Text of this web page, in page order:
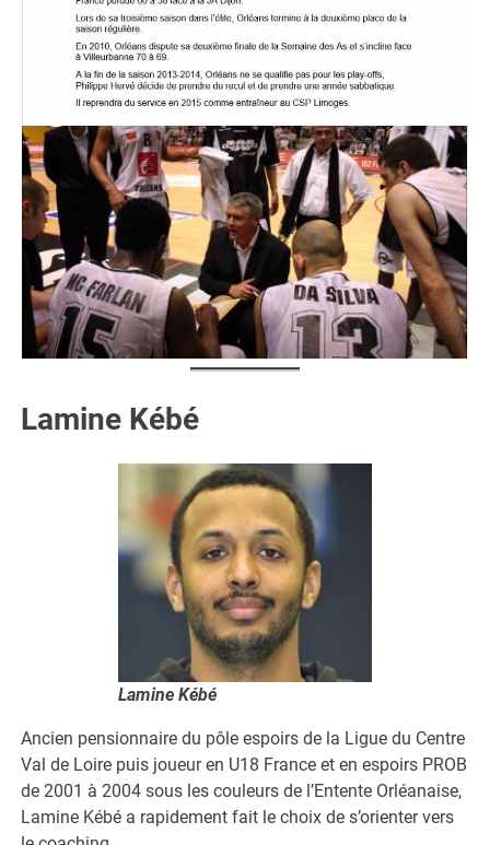
Lamine Kébé
Lamine Kébé
Ancien pensionnaire du pôle espoirs de la Ligue du Centre
Val de Loire puis joueur en U18 France et en espoirs PROB
de 2001 à 2004 sous les couleurs de l’Entente Orléanaise,
Lamine Kébé a rapidement fait le choix de s’orienter vers